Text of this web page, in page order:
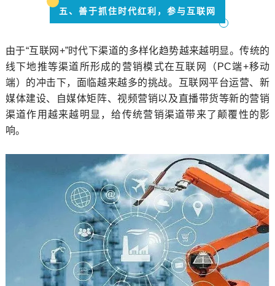
五、善于抓住时代红利，参与互联网
由于“互联网+”时代下渠道的多样化趋势越来越明显。传统的
线下地推等渠道所形成的营销模式在互联网（PC端+移动
端）的冲击下，面临越来越多的挑战。互联网平台运营、新
媒体建设、自媒体矩阵、视频营销以及直播带货等新的营销
渠道作用越来越明显，给传统营销渠道带来了颠覆性的影
响。